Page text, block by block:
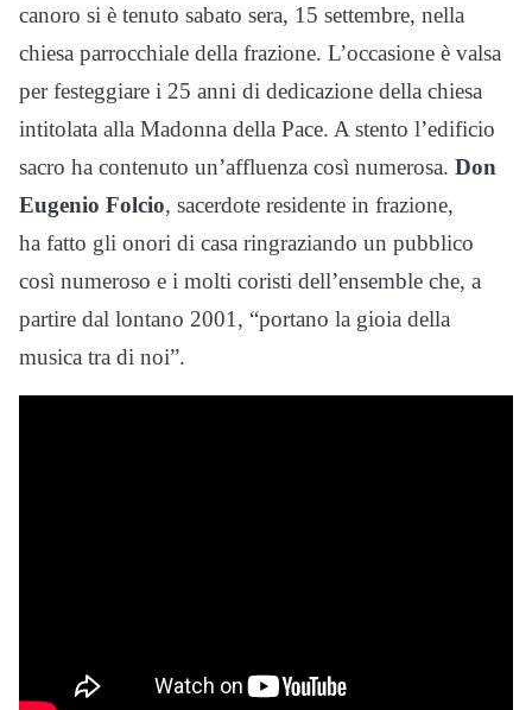
canoro si è tenuto sabato sera, 15 settembre, nella
chiesa parrocchiale della frazione. L’occasione è valsa
per festeggiare i 25 anni di dedicazione della chiesa
intitolata alla Madonna della Pace. A stento l’edificio
sacro ha contenuto un’affluenza così numerosa. Don
Eugenio Folcio, sacerdote residente in frazione,
ha fatto gli onori di casa ringraziando un pubblico
così numeroso e i molti coristi dell’ensemble che, a
partire dal lontano 2001, “portano la gioia della
musica tra di noi”.